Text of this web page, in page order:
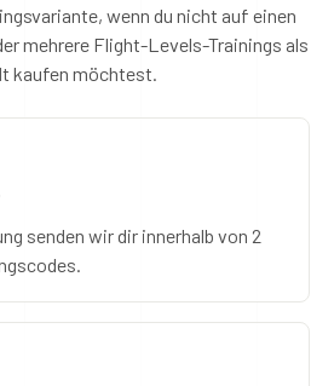
wenn du nicht auf einen
mehrere Flight-Levels-Trainings als
kaufen möchtest.
senden wir dir innerhalb von 2